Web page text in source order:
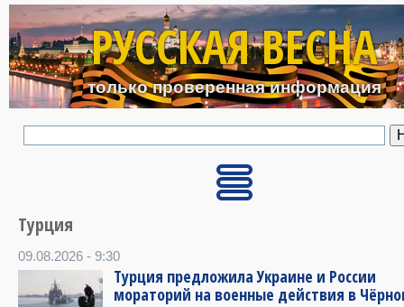
Перейти к основному
РУССКАЯ ВЕСНА
только проверенная информация
Турция
09.08.2026 - 9:30
Турция предложила Украине и России
мораторий на военные действия в